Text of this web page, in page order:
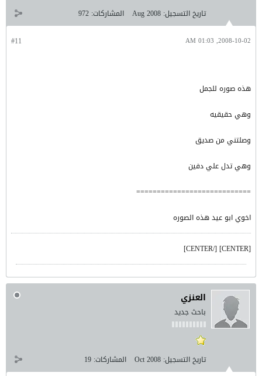
تاريخ التسجيل: Aug 2008 المشاركات: 972
#11 2008-10-02, 01:03 AM
هذه صوره للجمل
وهي حقيقيه
وصلتني من صديق
وهي تدل علي دفين
============================
اخوي ابو عيد هذه الصوره
[CENTER] [/CENTER]
العنزي
باحث جديد
تاريخ التسجيل: Oct 2008 المشاركات: 19